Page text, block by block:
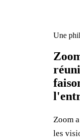
Une
Zoom
les